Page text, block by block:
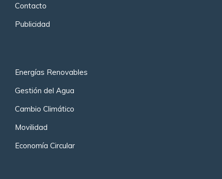
Contacto
Publicidad
Energías Renovables
Gestión del Agua
Cambio Climático
Movilidad
Economía Circular